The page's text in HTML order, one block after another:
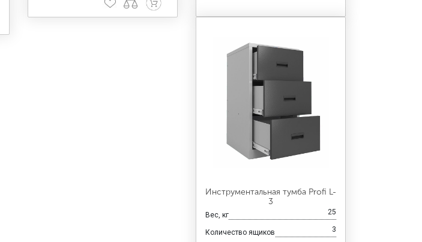
Инструментальная тумба Profi L-
3
Вес, кг 25
Количество ящиков 3